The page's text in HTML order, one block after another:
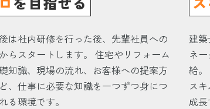
は社内研修を行った後、先輩社員への
らスタートします。 住宅やリフォーム
知識、現場の流れ、お客様への提案方
、仕事に必要な知識を一つずつ身につ
る環境です。
建
ネ
給。
ス
成長